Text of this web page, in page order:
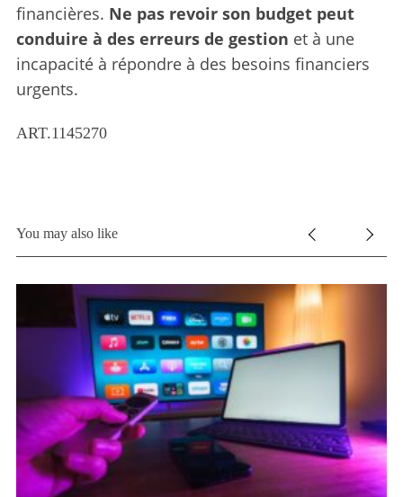
financières. Ne pas revoir son budget peut
conduire à des erreurs de gestion et à une
incapacité à répondre à des besoins financiers
urgents.
ART.1145270
You may also like